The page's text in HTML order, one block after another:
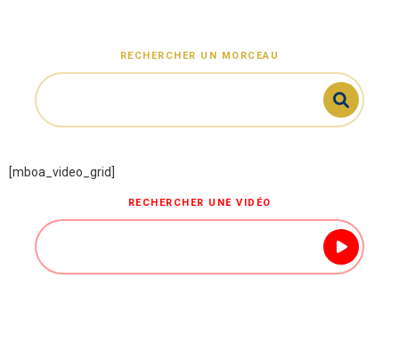
RECHERCHER UN MORCEAU
[mboa_video_grid]
RECHERCHER UNE VIDÉO